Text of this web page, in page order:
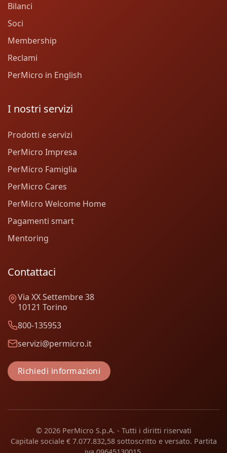
Bilanci
Soci
Membership
Reclami
PerMicro in English
I nostri servizi
Prodotti e servizi
PerMicro Impresa
PerMicro Famiglia
PerMicro Cares
PerMicro Welcome Home
Pagamenti smart
Mentoring
Contattaci
Via XX Settembre 38
10121 Torino
800-135953
servizi@permicro.it
Richiedi informazioni
© 2026 PerMicro S.p.A. - Tutti i diritti riservati
Capitale sociale € 7.077.832,58 sottoscritto e versato. Partita